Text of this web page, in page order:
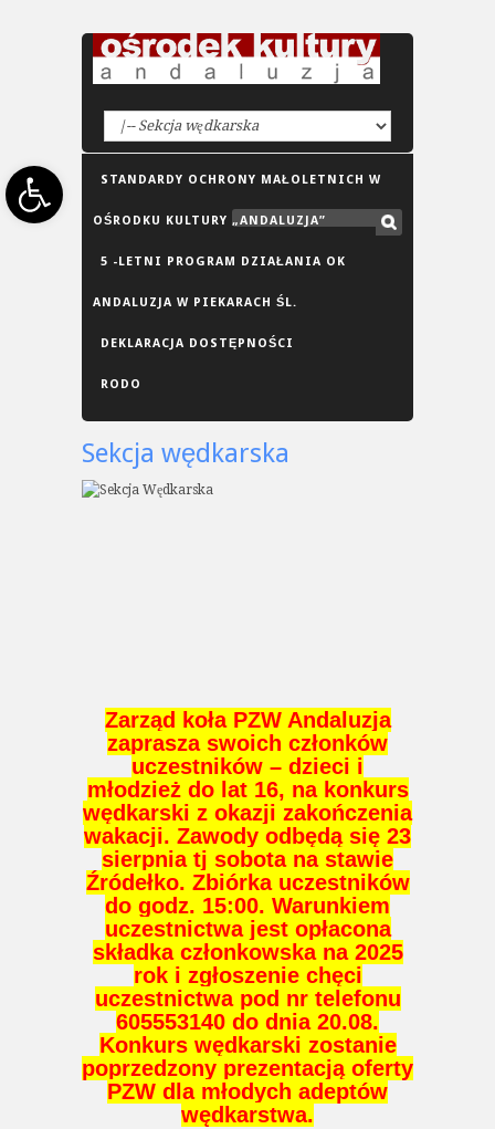
Open toolbarSTANDARDY OCHRONY MAŁOLETNICH W
OŚRODKU KULTURY „ANDALUZJA”
5 -LETNI PROGRAM DZIAŁANIA OK
ANDALUZJA W PIEKARACH ŚL.
DEKLARACJA DOSTĘPNOŚCI
RODO
Sekcja wędkarska
Zarząd koła PZW Andaluzja
zaprasza swoich członków
uczestników – dzieci i
młodzież do lat 16, na konkurs
wędkarski z okazji zakończenia
wakacji. Zawody odbędą się 23
sierpnia tj sobota na stawie
Źródełko. Zbiórka uczestników
do godz. 15:00. Warunkiem
uczestnictwa jest opłacona
składka członkowska na 2025
rok i zgłoszenie chęci
uczestnictwa pod nr telefonu
605553140 do dnia 20.08.
Konkurs wędkarski zostanie
poprzedzony prezentacją oferty
PZW dla młodych adeptów
wędkarstwa.